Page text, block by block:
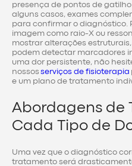
presença de pontos de
alguns casos, exames
para confirmar o diagnóstico.
imagem como raio-X ou
mostrar alterações
podem detectar marcadores
uma dor persistente, não
nossos serviços de fisioterapia
e um plano de tratamento
Abordagens de
Cada Tipo de
Uma vez que o diagnóstico
tratamento será